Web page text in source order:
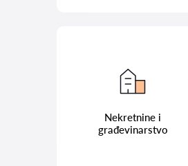
Nekretnine i
građevinarstvo